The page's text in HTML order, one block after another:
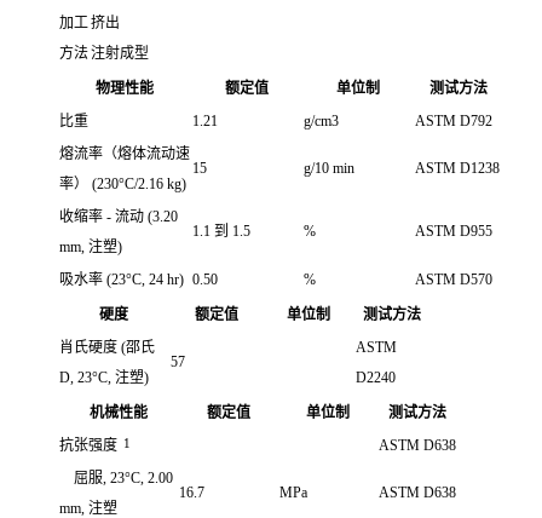
加工
方法
挤出
注射成型
物理性能 额定值 单位制
测试方法
比重
1.21 g/cm3
ASTM D792
熔流率（熔体流动速
率） (230°C/2.16 kg)
15 g/10 min ASTM D1238
收缩率 - 流动 (3.20
mm, 注塑)
1.1 到 1.5 % ASTM D955
吸水率 (23°C, 24 hr) 0.50 % ASTM D570
硬度 额定值 单位制
测试方法
肖氏硬度 (邵氏
D, 23°C, 注塑)
57
ASTM
D2240
机械性能 额定值 单位制
测试方法
抗张强度 1
ASTM D638
屈服, 23°C, 2.00
mm, 注塑
16.7 MPa ASTM D638